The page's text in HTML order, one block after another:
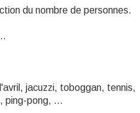
du nombre de personnes.
jacuzzi, toboggan, tennis,
ping-pong, ...